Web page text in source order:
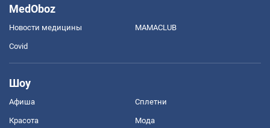
MedOboz
Новости медицины MAMACLUB
Covid
Шоу
Афиша Сплетни
Красота Мода